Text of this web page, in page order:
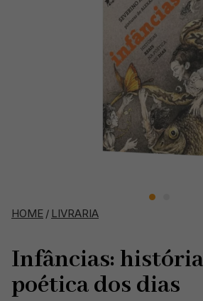
HOME / LIVRARIA
Infâncias:
poética dos dias